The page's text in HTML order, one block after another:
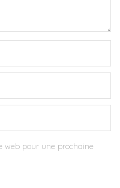
web pour une prochaine